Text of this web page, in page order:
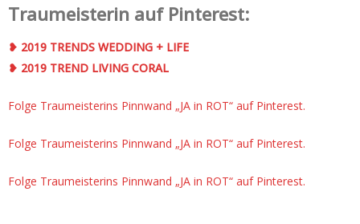
Traumeisterin auf Pinterest:
❥ 2019 TRENDS WEDDING + LIFE
❥ 2019 TREND LIVING CORAL
Folge Traumeisterins Pinnwand „JA in ROT“ auf Pinterest.
Folge Traumeisterins Pinnwand „JA in ROT“ auf Pinterest.
Folge Traumeisterins Pinnwand „JA in ROT“ auf Pinterest.